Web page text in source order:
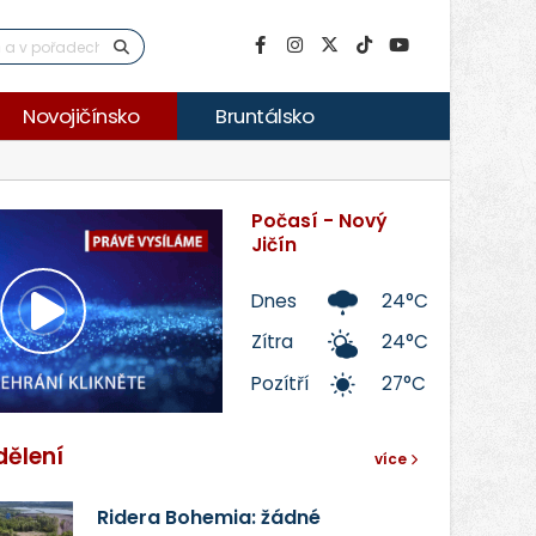
Novojičínsko Bruntálsko
Přehrát
video
Počasí - Nový
Jičín
Dnes
24°C
Zítra
24°C
Pozítří
27°C
více
Ridera Bohemia: žádné